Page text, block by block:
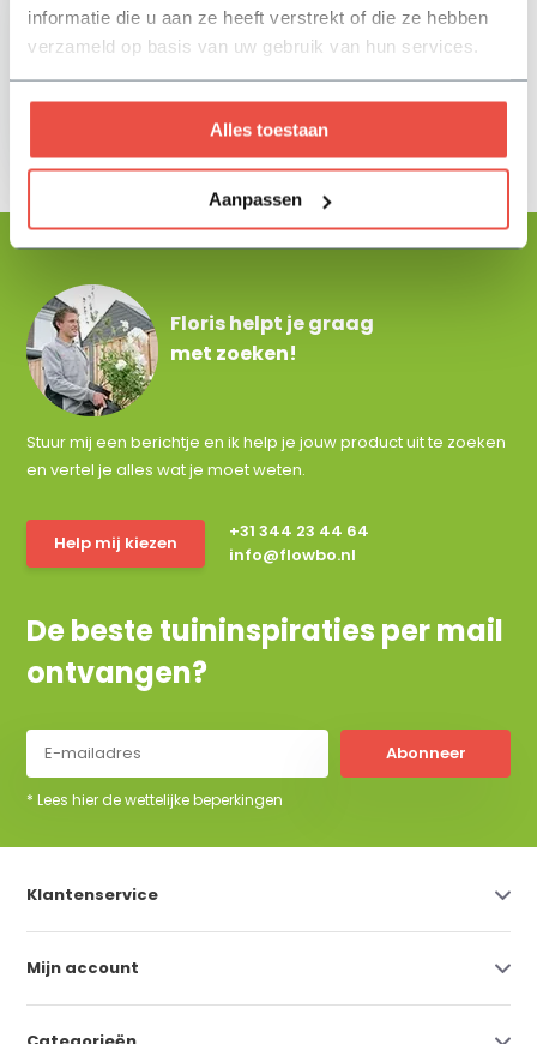
informatie die u aan ze heeft verstrekt of die ze hebben
verzameld op basis van uw gebruik van hun services.
Alles toestaan
Aanpassen
Schroeven RVS - 200
Floris helpt je graag
met zoeken!
Stuur mij een berichtje en ik help je jouw product uit te zoeken
en vertel je alles wat je moet weten.
Help mij kiezen
+31 344 23 44 64
info@flowbo.nl
De beste tuininspiraties per mail
ontvangen?
Abonneer
* Lees hier de wettelijke beperkingen
Klantenservice
Mijn account